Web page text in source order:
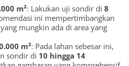
m²: Lakukan uji sondir di8
ini mempertimbangkan
mungkin ada di area yang
m²: Pada lahan sebesar ini,
sondir di 10 hingga 14